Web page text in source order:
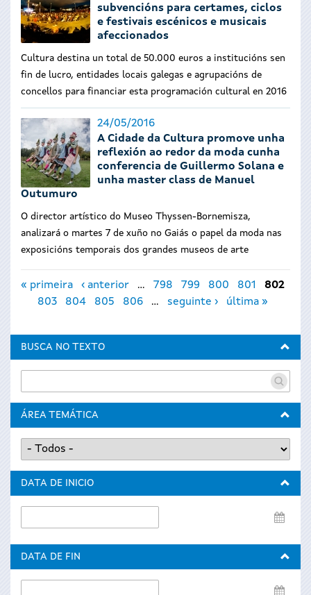
subvencións para certames, ciclos
e festivais escénicos e musicais
afeccionados
Cultura destina un total de 50.000 euros a institucións sen
fin de lucro, entidades locais galegas e agrupacións de
concellos para financiar esta programación cultural en 2016
24/05/2016
A Cidade da Cultura promove unha
reflexión ao redor da moda cunha
conferencia de Guillermo Solana e
unha master class de Manuel
Outumuro
O director artístico do Museo Thyssen-Bornemisza,
analizará o martes 7 de xuño no Gaiás o papel da moda nas
exposicións temporais dos grandes museos de arte
Páxinas
« primeira ‹ anterior … 798 799 800 801
802
803
804 805 806 … seguinte › última »
BUSCA NO TEXTO
ÁREA TEMÁTICA
DATA DE INICIO
de
DATA DE FIN